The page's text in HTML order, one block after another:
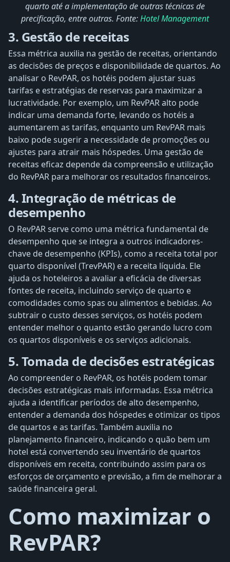
quarto até a implementação de outras técnicas de
precificação, entre outras. Fonte:Hotel Management
3. Gestão de receitas
Essa métrica auxilia na gestão de receitas, orientando
as decisões de preços e disponibilidade de quartos. Ao
analisar o RevPAR, os hotéis podem ajustar suas
tarifas e estratégias de reservas para maximizar a
lucratividade. Por exemplo, um RevPAR alto pode
indicar uma demanda forte, levando os hotéis a
aumentarem as tarifas, enquanto um RevPAR mais
baixo pode sugerir a necessidade de promoções ou
ajustes para atrair mais hóspedes. Uma gestão de
receitas eficaz depende da compreensão e utilização
do RevPAR para melhorar os resultados financeiros.
4. Integração de métricas de
desempenho
O RevPAR serve como uma métrica fundamental de
desempenho que se integra a outros indicadores-
chave de desempenho (KPIs), como a receita total por
quarto disponível (TrevPAR) e a receita líquida. Ele
ajuda os hoteleiros a avaliar a eficácia de diversas
fontes de receita, incluindo serviço de quarto e
comodidades como spas ou alimentos e bebidas. Ao
subtrair o custo desses serviços, os hotéis podem
entender melhor o quanto estão gerando lucro com
os quartos disponíveis e os serviços adicionais.
5. Tomada de decisões estratégicas
Ao compreender o RevPAR, os hotéis podem tomar
decisões estratégicas mais informadas. Essa métrica
ajuda a identificar períodos de alto desempenho,
entender a demanda dos hóspedes e otimizar os tipos
de quartos e as tarifas. Também auxilia no
planejamento financeiro, indicando o quão bem um
hotel está convertendo seu inventário de quartos
disponíveis em receita, contribuindo assim para os
esforços de orçamento e previsão, a fim de melhorar a
saúde financeira geral.
Como maximizar o
RevPAR?